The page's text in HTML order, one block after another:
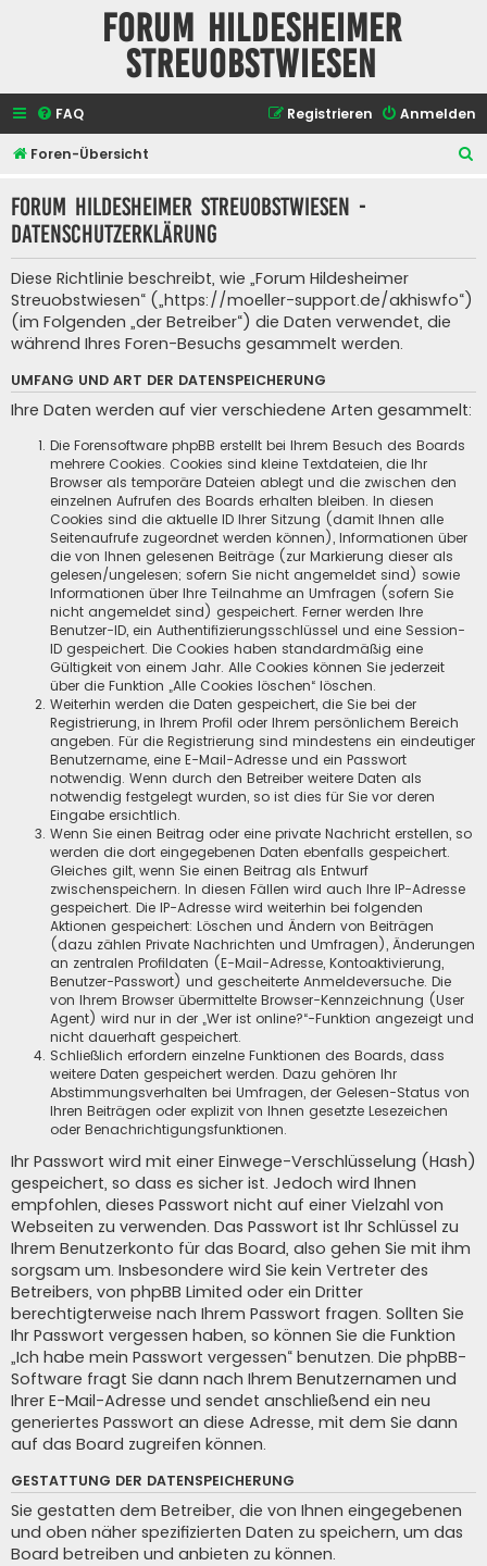
Forum Hildesheimer
Streuobstwiesen
FAQ Anmelden
Registrieren
Foren-Übersicht
Forum Hildesheimer Streuobstwiesen -
Datenschutzerklärung
Diese Richtlinie beschreibt, wie „Forum Hildesheimer
Streuobstwiesen“ („https://moeller-support.de/akhiswfo“)
(im Folgenden „der Betreiber“) die Daten verwendet, die
während Ihres Foren-Besuchs gesammelt werden.
UMFANG UND ART DER DATENSPEICHERUNG
Ihre Daten werden auf vier verschiedene Arten gesammelt:
Die Forensoftware phpBB erstellt bei Ihrem Besuch des Boards
mehrere Cookies. Cookies sind kleine Textdateien, die Ihr
Browser als temporäre Dateien ablegt und die zwischen den
einzelnen Aufrufen des Boards erhalten bleiben. In diesen
Cookies sind die aktuelle ID Ihrer Sitzung (damit Ihnen alle
Seitenaufrufe zugeordnet werden können), Informationen über
die von Ihnen gelesenen Beiträge (zur Markierung dieser als
gelesen/ungelesen; sofern Sie nicht angemeldet sind) sowie
Informationen über Ihre Teilnahme an Umfragen (sofern Sie
nicht angemeldet sind) gespeichert. Ferner werden Ihre
Benutzer-ID, ein Authentifizierungsschlüssel und eine Session-
ID gespeichert. Die Cookies haben standardmäßig eine
Gültigkeit von einem Jahr. Alle Cookies können Sie jederzeit
über die Funktion „Alle Cookies löschen“ löschen.
Weiterhin werden die Daten gespeichert, die Sie bei der
Registrierung, in Ihrem Profil oder Ihrem persönlichem Bereich
angeben. Für die Registrierung sind mindestens ein eindeutiger
Benutzername, eine E-Mail-Adresse und ein Passwort
notwendig. Wenn durch den Betreiber weitere Daten als
notwendig festgelegt wurden, so ist dies für Sie vor deren
Eingabe ersichtlich.
Wenn Sie einen Beitrag oder eine private Nachricht erstellen, so
werden die dort eingegebenen Daten ebenfalls gespeichert.
Gleiches gilt, wenn Sie einen Beitrag als Entwurf
zwischenspeichern. In diesen Fällen wird auch Ihre IP-Adresse
gespeichert. Die IP-Adresse wird weiterhin bei folgenden
Aktionen gespeichert: Löschen und Ändern von Beiträgen
(dazu zählen Private Nachrichten und Umfragen), Änderungen
an zentralen Profildaten (E-Mail-Adresse, Kontoaktivierung,
Benutzer-Passwort) und gescheiterte Anmeldeversuche. Die
von Ihrem Browser übermittelte Browser-Kennzeichnung (User
Agent) wird nur in der „Wer ist online?“-Funktion angezeigt und
nicht dauerhaft gespeichert.
Schließlich erfordern einzelne Funktionen des Boards, dass
weitere Daten gespeichert werden. Dazu gehören Ihr
Abstimmungsverhalten bei Umfragen, der Gelesen-Status von
Ihren Beiträgen oder explizit von Ihnen gesetzte Lesezeichen
oder Benachrichtigungsfunktionen.
Ihr Passwort wird mit einer Einwege-Verschlüsselung (Hash)
gespeichert, so dass es sicher ist. Jedoch wird Ihnen
empfohlen, dieses Passwort nicht auf einer Vielzahl von
Webseiten zu verwenden. Das Passwort ist Ihr Schlüssel zu
Ihrem Benutzerkonto für das Board, also gehen Sie mit ihm
sorgsam um. Insbesondere wird Sie kein Vertreter des
Betreibers, von phpBB Limited oder ein Dritter
berechtigterweise nach Ihrem Passwort fragen. Sollten Sie
Ihr Passwort vergessen haben, so können Sie die Funktion
„Ich habe mein Passwort vergessen“ benutzen. Die phpBB-
Software fragt Sie dann nach Ihrem Benutzernamen und
Ihrer E-Mail-Adresse und sendet anschließend ein neu
generiertes Passwort an diese Adresse, mit dem Sie dann
auf das Board zugreifen können.
GESTATTUNG DER DATENSPEICHERUNG
Sie gestatten dem Betreiber, die von Ihnen eingegebenen
und oben näher spezifizierten Daten zu speichern, um das
Board betreiben und anbieten zu können.